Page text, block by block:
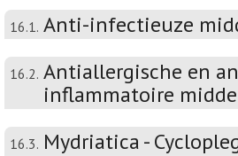
16.1. Anti-infectieuze
16.2. Antiallergische en
inflammatoire
16.3. Mydriatica -